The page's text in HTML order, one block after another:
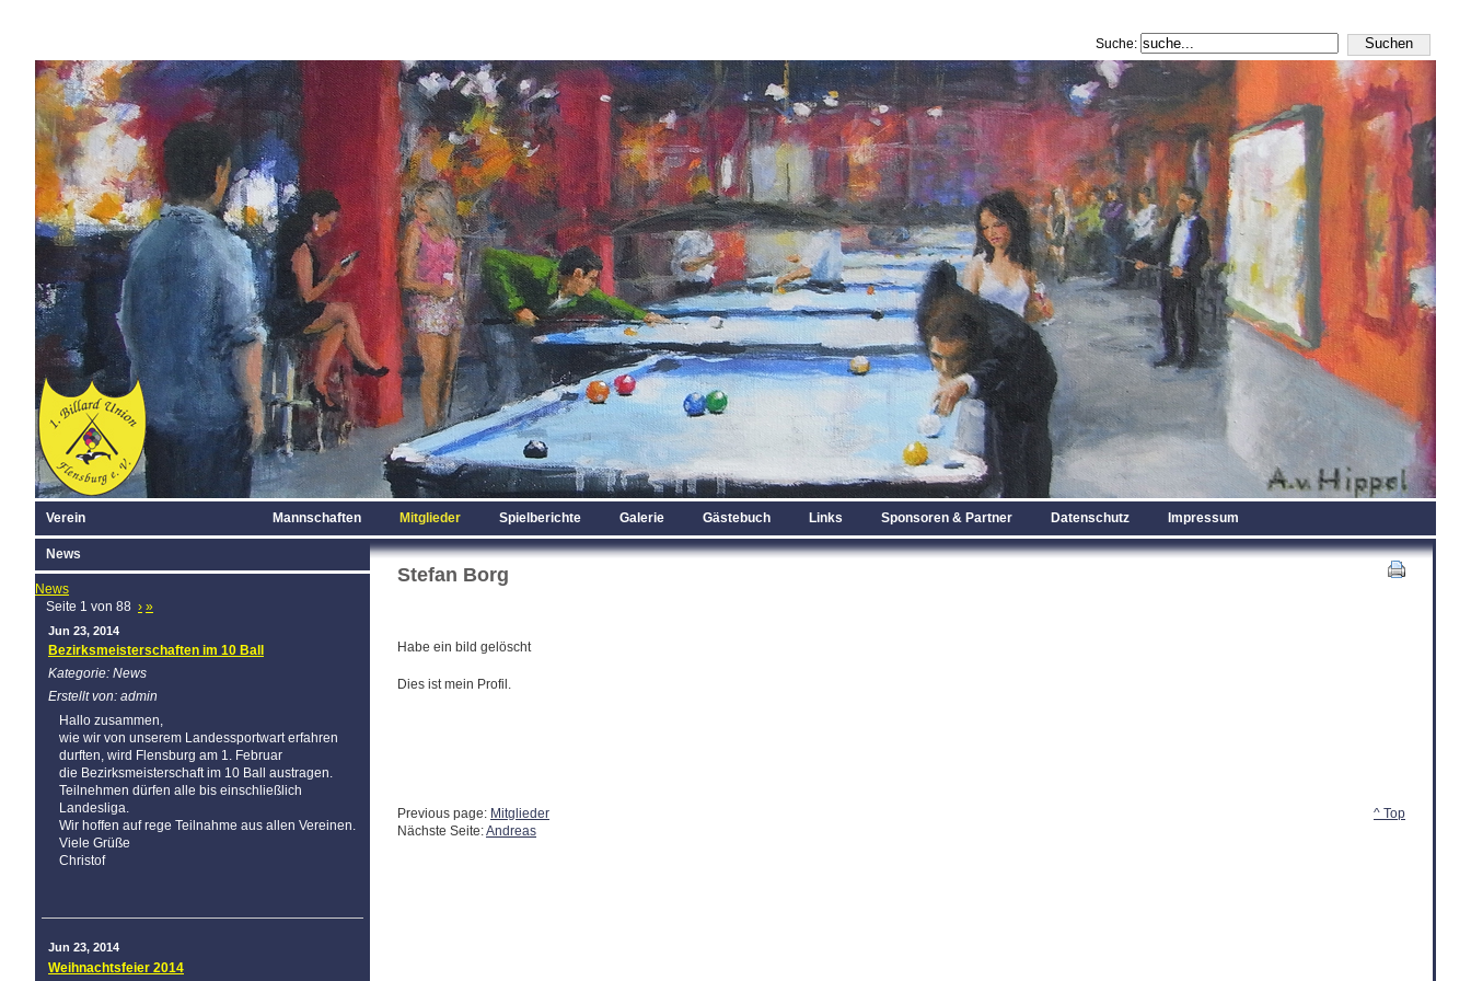
Suche:
Verein Mannschaften Mitglieder Spielberichte Galerie Gästebuch Links Sponsoren & Partner Datenschutz Impressum
News
News
Seite 1 von 88 › »
Jun 23, 2014
Bezirksmeisterschaften im 10 Ball
Kategorie: News
Erstellt von: admin
Hallo zusammen,
wie wir von unserem Landessportwart erfahren
durften, wird Flensburg am 1. Februar
die Bezirksmeisterschaft im 10 Ball austragen.
Teilnehmen dürfen alle bis einschließlich
Landesliga.
Wir hoffen auf rege Teilnahme aus allen Vereinen.
Viele Grüße
Christof
Jun 23, 2014
Weihnachtsfeier 2014
Stefan Borg
Habe ein bild gelöscht
Dies ist mein Profil.
^ Top
Previous page: Mitglieder
Nächste Seite:Andreas